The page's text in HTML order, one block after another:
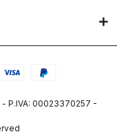
P.IVA: 00023370257 -